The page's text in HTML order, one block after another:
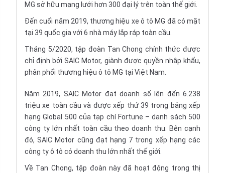
MG sở hữu mạng lưới hơn 300 đại lý trên toàn thế giới.
Đến cuối năm 2019, thương hiệu xe ô tô MG đã có mặt
tại 39 quốc gia với 6 nhà máy lắp ráp toàn cầu.
Tháng 5/2020, tập đoàn Tan Chong chính thức được
chỉ định bởi SAIC Motor, giành được quyền nhập khẩu,
phân phối thương hiệu ô tô MG tại Việt Nam.
Năm 2019, SAIC Motor đạt doanh số lên đến 6.238
triệu xe toàn cầu và được xếp thứ 39 trong bảng xếp
hạng Global 500 của tạp chí Fortune – danh sách 500
công ty lớn nhất toàn cầu theo doanh thu. Bên cạnh
đó, SAIC Motor cũng đạt hạng 7 trong xếp hạng các
công ty ô tô có doanh thu lớn nhất thế giới.
Về Tan Chong, tập đoàn này đã hoạt động trong thị